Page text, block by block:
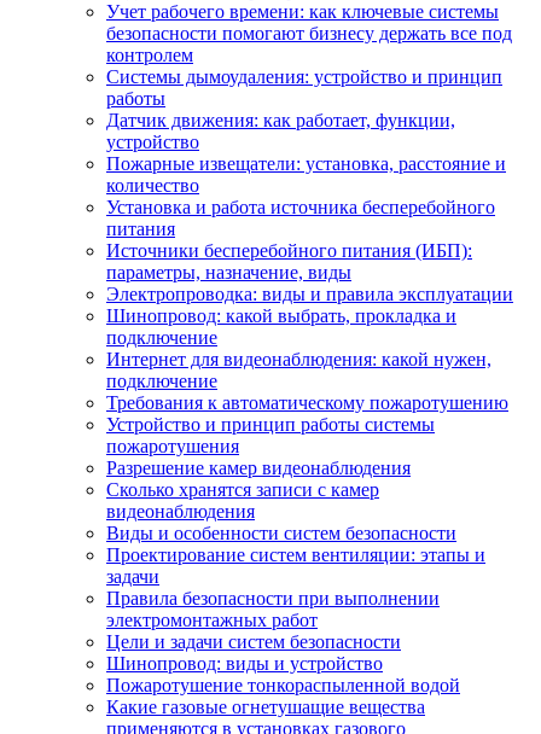
Учет рабочего времени: как ключевые системы
безопасности помогают бизнесу держать все под
контролем
Системы дымоудаления: устройство и принцип
работы
Датчик движения: как работает, функции,
устройство
Пожарные извещатели: установка, расстояние и
количество
Установка и работа источника бесперебойного
питания
Источники бесперебойного питания (ИБП):
параметры, назначение, виды
Электропроводка: виды и правила эксплуатации
Шинопровод: какой выбрать, прокладка и
подключение
Интернет для видеонаблюдения: какой нужен,
подключение
Требования к автоматическому пожаротушению
Устройство и принцип работы системы
пожаротушения
Разрешение камер видеонаблюдения
Сколько хранятся записи с камер
видеонаблюдения
Виды и особенности систем безопасности
Проектирование систем вентиляции: этапы и
задачи
Правила безопасности при выполнении
электромонтажных работ
Цели и задачи систем безопасности
Шинопровод: виды и устройство
Пожаротушение тонкораспыленной водой
Какие газовые огнетушащие вещества
применяются в установках газового